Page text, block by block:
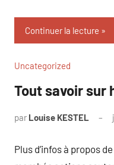
Continuer la lecture
Uncategorized
Tout savoir
par Louise KESTEL
Plus d’infos à propos